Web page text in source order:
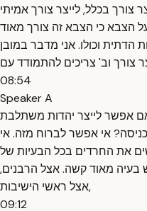
צורך בכלל, לייצר צורך אמיתי
הצבא כי הצבא זה צורך מאוד
הדתית וכולו. אני מדבר במובן
צורך וב' צריכים להתמודד עם
08:54
Speaker A
אפשר לייצר יהדות משתלבת
אי אפשר לברוח מזה. אי
את החרדים בכל הבעיות של
בעיה מאוד קשה. אצל הרבנים,
אצל ראשי הישיבות,
09:12